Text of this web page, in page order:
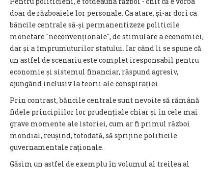
doar de războaiele lor personale. Ca atare, și-ar dori ca
băncile centrale să-și permanentizeze politicile
monetare "neconvenționale", de stimulare a economiei,
dar și a împrumuturilor statului. Iar când li se spune că
un astfel de scenariu este complet iresponsabil pentru
economie și sistemul financiar, răspund agresiv,
ajungând inclusiv la teorii ale conspirației.
Prin contrast, băncile centrale sunt nevoite să rămână
fidele principiilor lor prudențiale chiar și în cele mai
grave momente ale istoriei, cum ar fi primul război
mondial, reușind, totodată, să sprijine politicile
guvernamentale raționale.
Găsim un astfel de exemplu în volumul al treilea al